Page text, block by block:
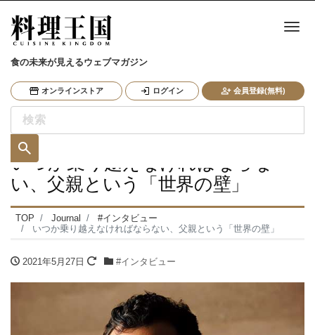
食の未来が見えるウェブマガジン
オンラインストア ログイン 会員登録(無料)
ナ
いつか乗り越えなければならな
い、父親という「世界の壁」
TOP Journal
#インタビュー
いつか乗り越えなければならない、父親という「世界の壁」
2021年5月27日 #インタビュー